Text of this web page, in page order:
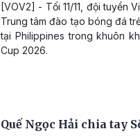
[VOV2] - Tối 11/11, đội tuyển
Trung tâm đào tạo bóng đá
tại Philippines trong khuôn
Cup 2026.
Quế Ngọc Hải chia tay